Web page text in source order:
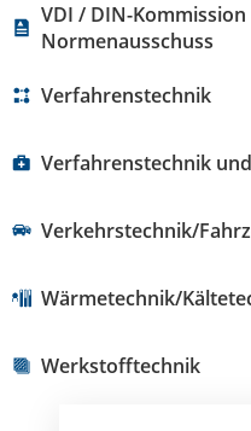
VDI / DIN-
Normenausschuss
Verfahrenstechnik
Verfahrenstechnik
Verkehrstechnik/
Wärmetechnik/
Werkstofftechnik